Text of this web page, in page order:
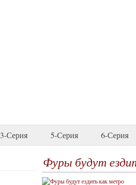
3-Серия 5-Серия 6-Серия
Фуры будут